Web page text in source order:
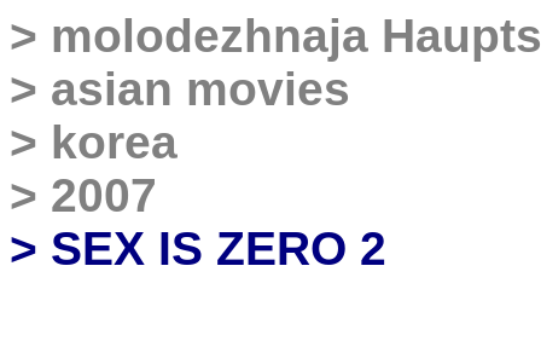
> molodezhnaja
> asian movies
> korea
> 2007
> SEX IS ZERO 2